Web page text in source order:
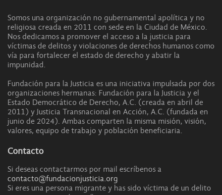
Somos una organización no gubernamental apolítica y no
religiosa creada en 2011 con sede en la Ciudad de México.
Nos dedicamos a promover el acceso a la justicia para
víctimas de delitos y violaciones de derechos humanos como
vía para fortalecer el estado de derecho y abatir la
impunidad.
Fundación para la Justicia es una iniciativa impulsada por dos
organizaciones hermanas: Fundación para la Justicia y el
Estado Democrático de Derecho, A.C. (creada en abril de
2011) y Justicia Transnacional en Acción, A.C. (fundada en
junio de 2024). Ambas comparten la misma misión, visión,
valores, equipo de trabajo y población beneficiaria.
Contacto
Si deseas contactarmos por mail escríbenos a
contacto@fundacionjusticia.org
Si eres una persona migrante y has sido víctima de un delito